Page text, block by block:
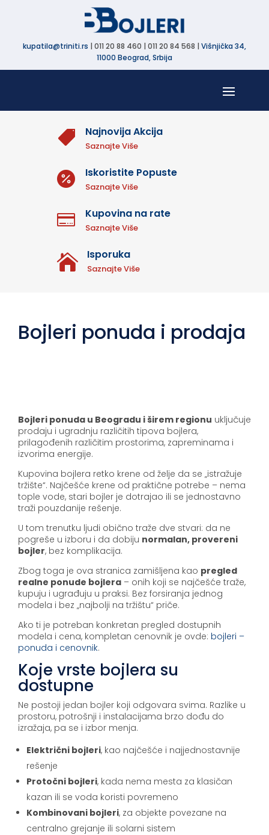
kupatila@triniti.rs | 011 20 88 460 | 011 20 84 568 | Višnjička 34,
11000 Beograd, Srbija
 Najnovija Akcija
Saznajte Više
 Iskoristite Popuste
Saznajte Više
 Kupovina na rate
Saznajte Više
 Isporuka
Saznajte Više
Bojleri ponuda i prodaja
Bojleri ponuda u Beogradu i širem regionu uključuje
prodaju i ugradnju različitih tipova bojlera,
prilagođenih različitim prostorima, zapreminama i
izvorima energije.
Kupovina bojlera retko krene od želje da se „istražuje
tržište“. Najčešće krene od praktične potrebe – nema
tople vode, stari bojler je dotrajao ili se jednostavno
traži pouzdanije rešenje.
U tom trenutku ljudi obično traže dve stvari: da ne
pogreše u izboru i da dobiju normalan, provereni
bojler, bez komplikacija.
Zbog toga je ova stranica zamišljena kao pregled
realne ponude bojlera – onih koji se najčešće traže,
kupuju i ugrađuju u praksi. Bez forsiranja jednog
modela i bez „najbolji na tržištu“ priče.
Ako ti je potreban konkretan pregled dostupnih
modela i cena, kompletan cenovnik je ovde: bojleri –
ponuda i cenovnik.
Koje vrste bojlera su
dostupne
Ne postoji jedan bojler koji odgovara svima. Razlike u
prostoru, potrošnji i instalacijama brzo dođu do
izražaja, pa se i izbor menja.
Električni bojleri, kao najčešće i najjednostavnije
rešenje
Protočni bojleri, kada nema mesta za klasičan
kazan ili se voda koristi povremeno
Kombinovani bojleri, za objekte povezane na
centralno grejanje ili solarni sistem